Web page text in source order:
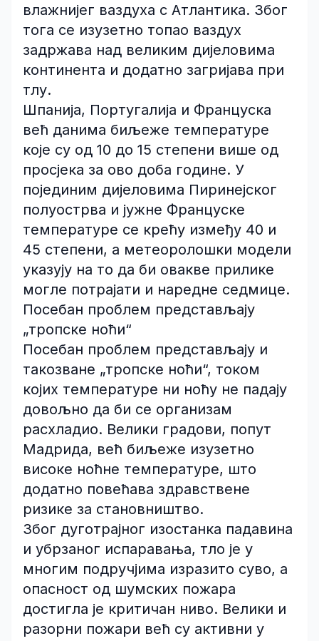
влажнијег ваздуха с Атлантика. Због
тога се изузетно топао ваздух
задржава над великим дијеловима
континента и додатно загријава при
тлу.
Шпанија, Португалија и Француска
већ данима биљеже температуре
које су од 10 до 15 степени више од
просјека за ово доба године. У
појединим дијеловима Пиринејског
полуострва и јужне Француске
температуре се крећу између 40 и
45 степени, а метеоролошки модели
указују на то да би овакве прилике
могле потрајати и наредне седмице.
Посебан проблем представљају
„тропске ноћи“
Посебан проблем представљају и
такозване „тропске ноћи“, током
којих температуре ни ноћу не падају
довољно да би се организам
расхладио. Велики градови, попут
Мадрида, већ биљеже изузетно
високе ноћне температуре, што
додатно повећава здравствене
ризике за становништво.
Због дуготрајног изостанка падавина
и убрзаног испаравања, тло је у
многим подручјима изразито суво, а
опасност од шумских пожара
достигла је критичан ниво. Велики и
разорни пожари већ су активни у